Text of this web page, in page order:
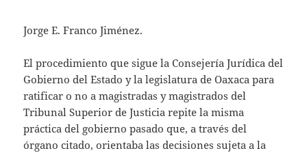
Jorge E. Franco Jiménez.
El procedimiento que sigue la Consejería Jurídica del
Gobierno del Estado y la legislatura de Oaxaca para
ratificar o no a magistradas y magistrados del
Tribunal Superior de Justicia repite la misma
práctica del gobierno pasado que, a través del
órgano citado, orientaba las decisiones sujeta a la